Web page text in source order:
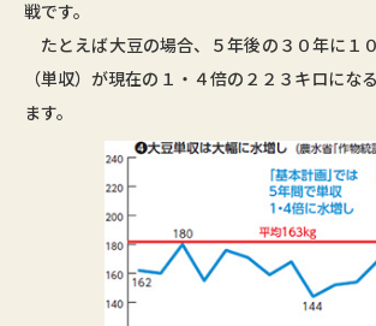
戦です。
たとえば大豆の場合、５年後の３０年に１
（単収）が現在の１・４倍の２２３キロにな
ます。